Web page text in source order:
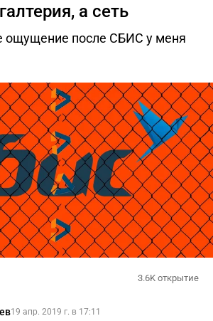
а сеть
ощущение после СБИС у меня
3.6K открытие
19 апр. 2019 г. в 17:11